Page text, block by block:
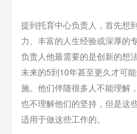
提到托育中心负责人，首先想
力、丰富的人生经验或深厚的
负责人他最需要的是创新的想
未来的5到10年甚至更久才可
施。他们伴随很多人不能理解
也不理解他们的坚持，但是这
适用于做这些工作的。